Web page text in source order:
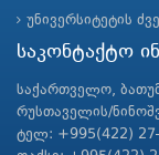
უნივერსიტეტის
საკონტაქტო
საქართველო,
რუსთაველის/
ტელ: +995(422)